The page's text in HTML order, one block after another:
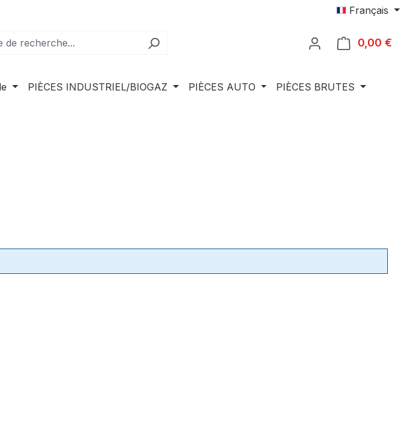
Français
0,00 €
PIÈCES INDUSTRIEL/BIOGAZ PIÈCES AUTO
PIÈCES BRUTES